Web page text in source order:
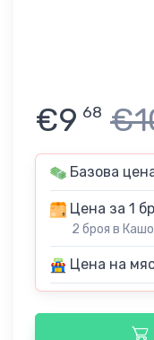
€9 68
Базова
Цена за 1
2 броя в
Цена на